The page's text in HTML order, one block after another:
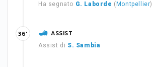
Ha segnato G. Laborde ( Montpellier)
ASSIST
Assist di S. Sambia
36'